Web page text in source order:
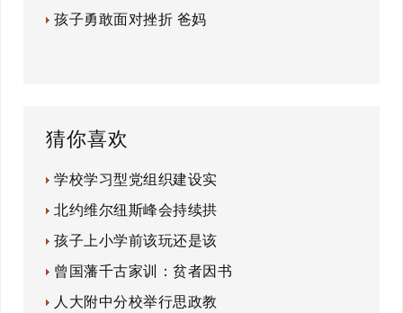
孩子勇敢面对挫折 爸妈
猜你喜欢
学校学习型党组织建设实
北约维尔纽斯峰会持续拱
孩子上小学前该玩还是该
曾国藩千古家训：贫者因书
人大附中分校举行思政教